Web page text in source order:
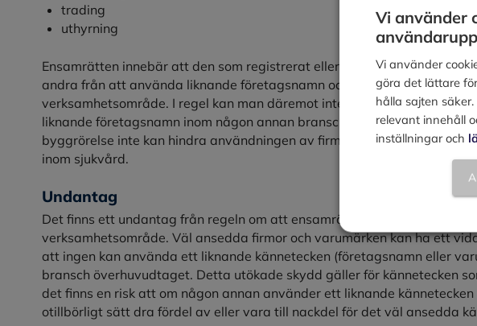
trading
uthyrning
Ensamrätten innebär att den som registrerat eller inarbetat ett
andra från att använda liknande företagsnamn och varumärken inom
verksamhetsområde. I regel kan man däremot inte hindra någon
liknande företagsnamn inom någon annan bransch. Det innebär att
byggrörelse inte kan hindra användningen av firman Bogax Sweden
inom sjukvård.
Undantag
Det finns ett undantag från regeln om att ensamrätten är begränsad till
verksamhetsområde. Väl ansedda firmor och varumärken kan ha ett
att ingen kan använda ett liknande kännetecken (företagsnamn eller
bransch överhuvudtaget. Detta utökade skydd gäller för kännetecken
det finns en risk att om någon annan använder ett liknande
otillbörligt sätt dra fördel av eller vara till nackdel för det väl ansedda
Vi använder
Vi använder
göra det lättare
hålla sajten
relevant innehåll
inställningar och